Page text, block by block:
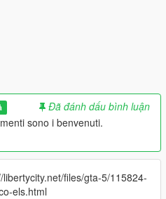
Đã đánh dấu bình luận
sono i benvenuti.
files/gta-5/115824-
els.html